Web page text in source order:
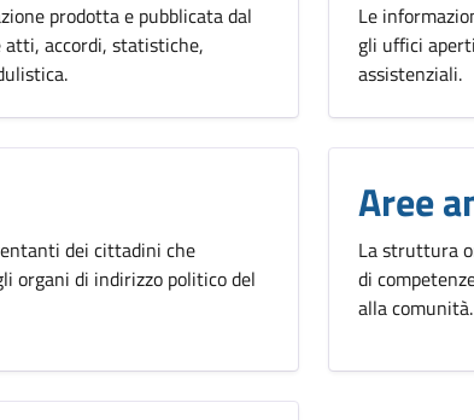
prodotta e pubblicata dal
atti, accordi, statistiche,
Le
gli uffici
assistenziali.
dei cittadini che
organi di indirizzo politico del
Aree
La struttura
di
alla comunità.